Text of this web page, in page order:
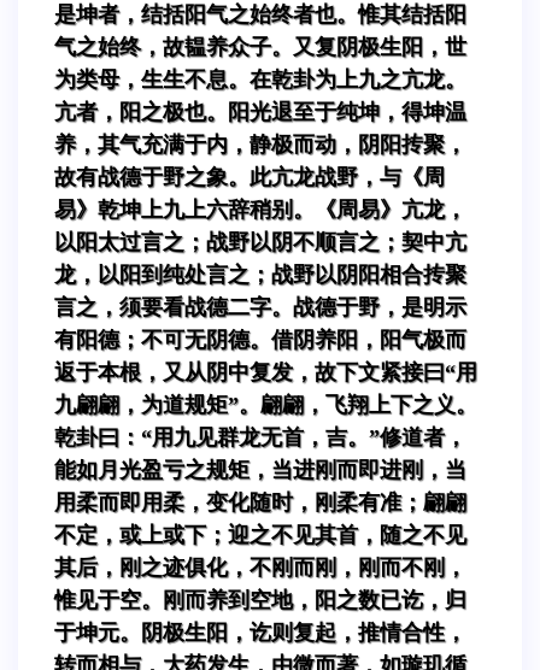
是坤者，结括阳气之始终者也。惟其结括阳
气之始终，故韫养众子。又复阴极生阳，世
为类母，生生不息。在乾卦为上九之亢龙。
亢者，阳之极也。阳光退至于纯坤，得坤温
养，其气充满于内，静极而动，阴阳抟聚，
故有战德于野之象。此亢龙战野，与《周
易》乾坤上九上六辞稍别。《周易》亢龙，
以阳太过言之；战野以阴不顺言之；契中亢
龙，以阳到纯处言之；战野以阴阳相合抟聚
言之，须要看战德二字。战德于野，是明示
有阳德；不可无阴德。借阴养阳，阳气极而
返于本根，又从阴中复发，故下文紧接曰“用
九翩翩，为道规矩”。翩翩，飞翔上下之义。
乾卦曰：“用九见群龙无首，吉。”修道者，
能如月光盈亏之规矩，当进刚而即进刚，当
用柔而即用柔，变化随时，刚柔有准；翩翩
不定，或上或下；迎之不见其首，随之不见
其后，刚之迹俱化，不刚而刚，刚而不刚，
惟见于空。刚而养到空地，阳之数已讫，归
于坤元。阴极生阳，讫则复起，推情合性，
转而相与，大药发生，由微而著，如璇玑循